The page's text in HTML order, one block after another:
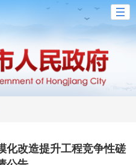
化改造提升工程竞争性磋